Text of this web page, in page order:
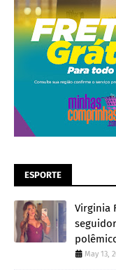
ESPORTE
Virginia
May 13,